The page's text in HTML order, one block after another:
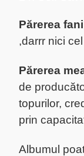
Părerea
,darrr nici
Părerea
de
topurilor,
prin
Albumul